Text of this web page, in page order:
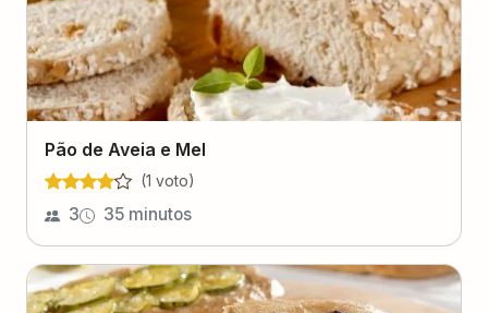
Pão de Aveia e Mel
(1 voto)
3 35 minutos